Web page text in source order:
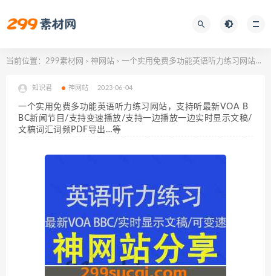
当前位置： 299素材网 > 神网站 > 一个实用免费多功能英语听力练习网站，支持听最新VOA BBC新闻节目/支持变速播放/支持一边播放一边实时显示文稿/文稿词汇词频PDF导出…等
知识君 神网站 2023-06-04
一个实用免费多功能英语听力练习网站，支持听最新VOA B
BC新闻节目/支持变速播放/支持一边播放一边实时显示文稿/
文稿词汇词频PDF导出…等